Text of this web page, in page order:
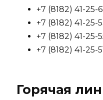
+7 (8182) 41-25-
+7 (8182) 41-25-
+7 (8182) 41-25-
+7 (8182) 41-25-
Горячая